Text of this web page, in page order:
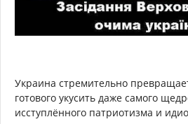
Украина стремительно
готового укусить даже самого
исступлённого патриотизма и